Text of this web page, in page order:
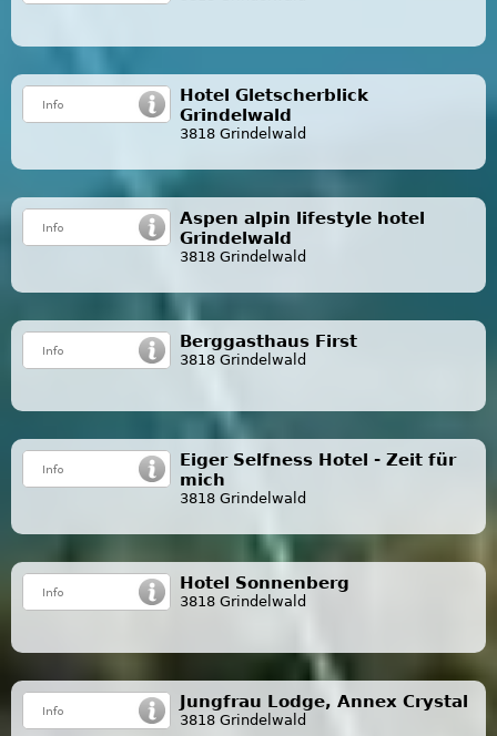
Hotel Gletscherblick
Grindelwald
3818 Grindelwald
Aspen alpin lifestyle hotel
Grindelwald
3818 Grindelwald
Berggasthaus First
3818 Grindelwald
Eiger Selfness Hotel - Zeit für
mich
3818 Grindelwald
Hotel Sonnenberg
3818 Grindelwald
Jungfrau Lodge, Annex Crystal
3818 Grindelwald